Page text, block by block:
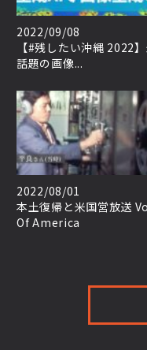
2022/09/08
【#残したい沖縄 2022
話題の画像...
2022/08/01
本土復帰と米国営放送
Of America